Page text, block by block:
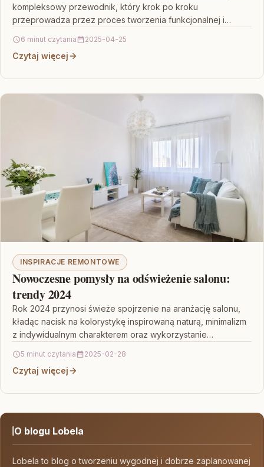
kompleksowy przewodnik, który krok po kroku
przeprowadza przez proces tworzenia funkcjonalnej i
6 minut czytania 2025-04-25
Czytaj więcej
INSPIRACJE REMONTOWE
Nowoczesne pomysły na odświeżenie salonu:
trendy 2024
Rok 2024 przynosi świeże spojrzenie na aranżację salonu,
kładąc nacisk na kolorystykę inspirowaną naturą, minimalizm
z indywidualnym charakterem oraz wykorzystanie
5 minut czytania 2025-02-28
Czytaj więcej
O blogu Lobela
Lobela to blog o tworzeniu wygodnej i dobrze zaplanowanej